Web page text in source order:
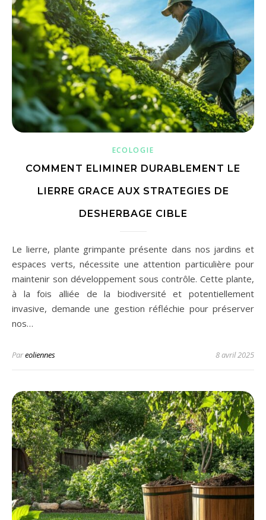
ECOLOGIE
COMMENT ELIMINER DURABLEMENT LE
LIERRE GRACE AUX STRATEGIES DE
DESHERBAGE CIBLE
Le lierre, plante grimpante présente dans nos jardins et
espaces verts, nécessite une attention particulière pour
maintenir son développement sous contrôle. Cette plante,
à la fois alliée de la biodiversité et potentiellement
invasive, demande une gestion réfléchie pour préserver
nos…
Pareoliennes 8 avril 2025